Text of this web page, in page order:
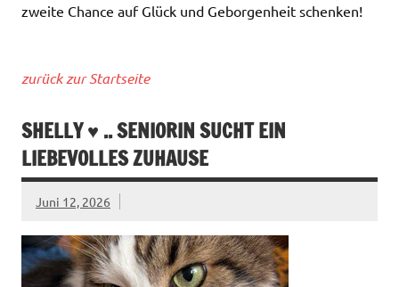
zweite Chance auf Glück und Geborgenheit schenken!
zurück zur Startseite
SHELLY ♥ .. SENIORIN SUCHT EIN
LIEBEVOLLES ZUHAUSE
Juni 12, 2026